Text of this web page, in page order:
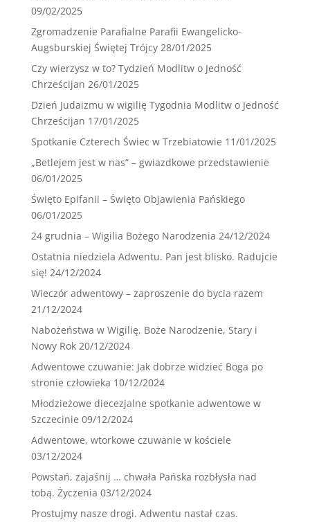
09/02/2025
Zgromadzenie Parafialne Parafii Ewangelicko-
Augsburskiej Świętej Trójcy 28/01/2025
Czy wierzysz w to? Tydzień Modlitw o Jedność
Chrześcijan 26/01/2025
Dzień Judaizmu w wigilię Tygodnia Modlitw o Jedność
Chrześcijan 17/01/2025
Spotkanie Czterech Świec w Trzebiatowie 11/01/2025
„Betlejem jest w nas” – gwiazdkowe przedstawienie
06/01/2025
Święto Epifanii – Święto Objawienia Pańskiego
06/01/2025
24 grudnia – Wigilia Bożego Narodzenia 24/12/2024
Ostatnia niedziela Adwentu. Pan jest blisko. Radujcie
się! 24/12/2024
Wieczór adwentowy – zaproszenie do bycia razem
21/12/2024
Nabożeństwa w Wigilię, Boże Narodzenie, Stary i
Nowy Rok 20/12/2024
Adwentowe czuwanie: Jak dobrze widzieć Boga po
stronie człowieka 10/12/2024
Młodzieżowe diecezjalne spotkanie adwentowe w
Szczecinie 09/12/2024
Adwentowe, wtorkowe czuwanie w kościele
03/12/2024
Powstań, zajaśnij … chwała Pańska rozbłysła nad
tobą. Życzenia 03/12/2024
Prostujmy nasze drogi. Adwentu nastał czas.